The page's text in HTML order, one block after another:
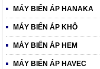
MÁY BIẾN ÁP HANAKA
MÁY BIẾN ÁP KHÔ
MÁY BIẾN ÁP HEM
MÁY BIẾN ÁP HAVEC